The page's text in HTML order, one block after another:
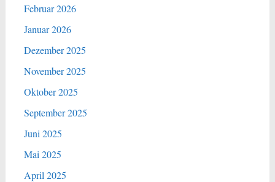
Februar 2026
Januar 2026
Dezember 2025
November 2025
Oktober 2025
September 2025
Juni 2025
Mai 2025
April 2025